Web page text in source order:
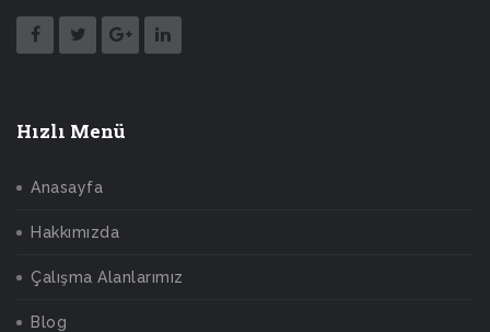
Hızlı Menü
Anasayfa
Hakkımızda
Çalışma Alanlarımız
Blog